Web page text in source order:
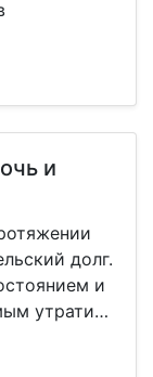
и
долг.
и
утратил
но и не
за все